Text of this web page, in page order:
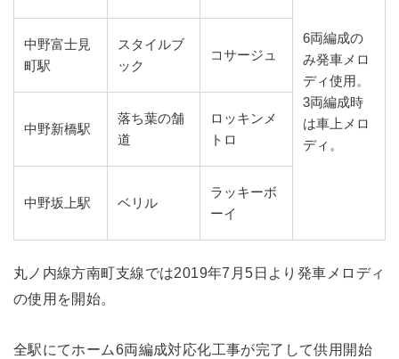
6両編成の
み発車メロ
ディ使用。
3両編成時
は車上メロ
ディ。
中野富士見
町駅
スタイルブ
ック
コサージュ
中野新橋駅
落ち葉の舗
道
ロッキンメ
トロ
中野坂上駅 ベリル
ラッキーボ
ーイ
丸ノ内線方南町支線では2019年7月5日より発車メロディ
の使用を開始。
全駅にてホーム6両編成対応化工事が完了して供用開始